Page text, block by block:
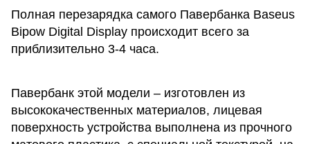
Полная перезарядка самого Павербанка Baseus
Bipow Digital Display происходит всего за
приблизительно 3-4 часа.
Павербанк этой модели – изготовлен из
высококачественных материалов, лицевая
поверхность устройства выполнена из прочного